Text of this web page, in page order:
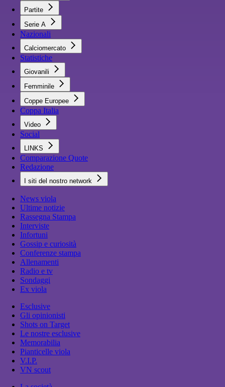
Partite
Serie A
Nazionali
Calciomercato
Statistiche
Giovanili
Femminile
Coppe Europee
Coppa Italia
Video
Social
LINKS
Comparazione Quote
Redazione
I siti del nostro network
News viola
Ultime notizie
Rassegna Stampa
Interviste
Infortuni
Gossip e curiosità
Conferenze stampa
Allenamenti
Radio e tv
Sondaggi
Ex viola
Esclusive
Gli opinionisti
Shots on Target
Le nostre esclusive
Memorabilia
Pianticelle viola
V.I.P.
VN scout